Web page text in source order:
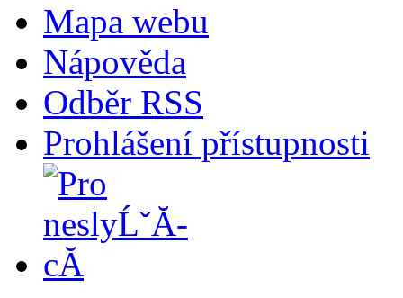
Mapa webu
Nápověda
Odběr RSS
Prohlášení přístupnosti